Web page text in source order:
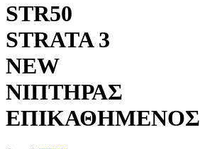
STR50
STRATA 3
NEW
ΝΙΠΤΗΡΑΣ
ΕΠΙΚΑΘΗΜΕΝΟΣ